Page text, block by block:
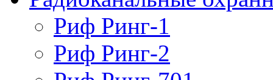
Риф Ринг-1
Риф Ринг-2